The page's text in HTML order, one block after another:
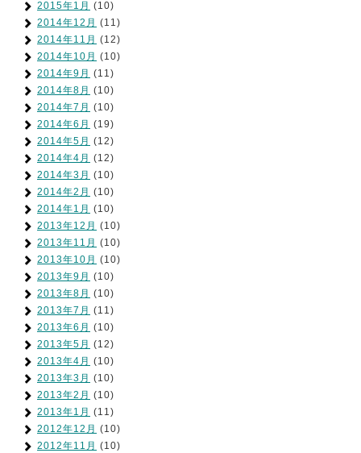
2015年1月 (10)
2014年12月 (11)
2014年11月 (12)
2014年10月 (10)
2014年9月 (11)
2014年8月 (10)
2014年7月 (10)
2014年6月 (19)
2014年5月 (12)
2014年4月 (12)
2014年3月 (10)
2014年2月 (10)
2014年1月 (10)
2013年12月 (10)
2013年11月 (10)
2013年10月 (10)
2013年9月 (10)
2013年8月 (10)
2013年7月 (11)
2013年6月 (10)
2013年5月 (12)
2013年4月 (10)
2013年3月 (10)
2013年2月 (10)
2013年1月 (11)
2012年12月 (10)
2012年11月 (10)